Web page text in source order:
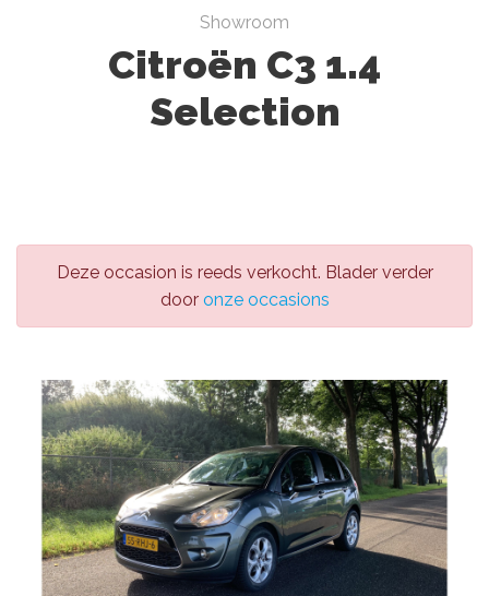
Showroom
Citroën C3 1.4
Selection
Deze occasion is reeds verkocht. Blader verder
door onze occasions